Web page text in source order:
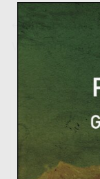
Qu’est-ce que
Visite du
Pourquoi
avec la
24 juin 2012 0